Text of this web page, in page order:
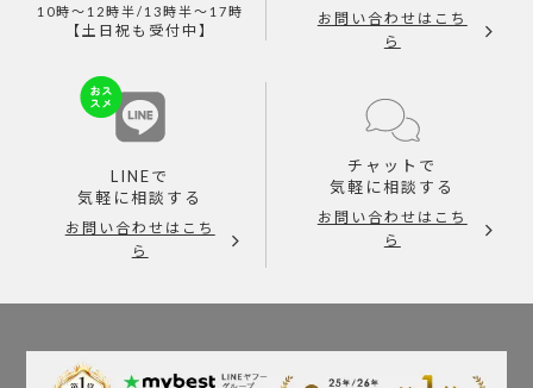
10時～12時半/13時半～17時
【土日祝も受付中】
お問い合わせはこち
ら
LINEで
気軽に相談する
お問い合わせはこち
ら
チャットで
気軽に相談する
お問い合わせはこち
ら